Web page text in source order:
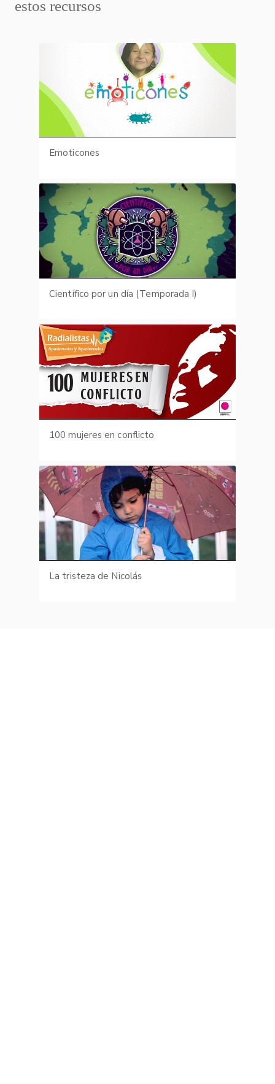
estos recursos
Emoticones
Científico por un día (Temporada I)
100 mujeres en conflicto
La tristeza de Nicolás